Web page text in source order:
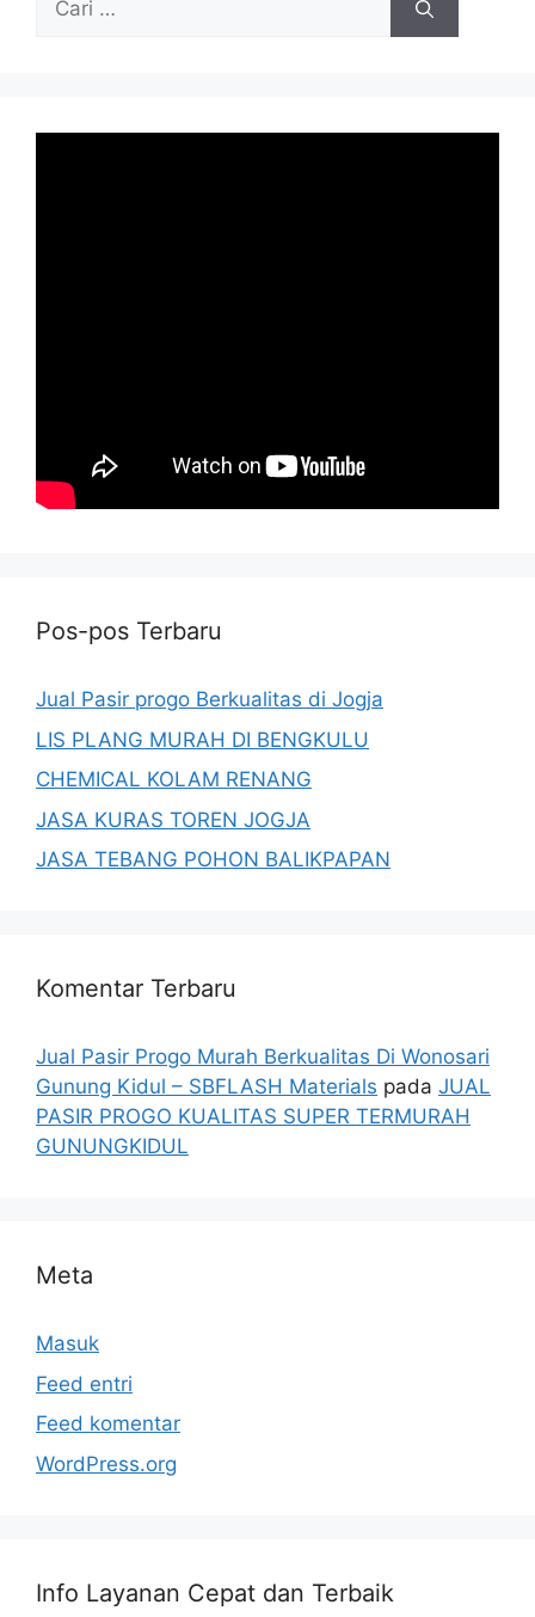
Pos-pos Terbaru
Jual Pasir progo Berkualitas di Jogja
LIS PLANG MURAH DI BENGKULU
CHEMICAL KOLAM RENANG
JASA KURAS TOREN JOGJA
JASA TEBANG POHON BALIKPAPAN
Komentar Terbaru
Jual Pasir Progo Murah Berkualitas Di Wonosari
Gunung Kidul – SBFLASH Materials pada JUAL
PASIR PROGO KUALITAS SUPER TERMURAH
GUNUNGKIDUL
Meta
Masuk
Feed entri
Feed komentar
WordPress.org
Info Layanan Cepat dan Terbaik